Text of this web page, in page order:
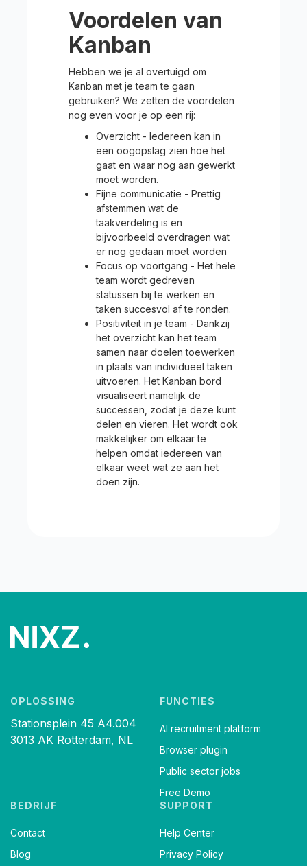
Voordelen van
Kanban
Hebben we je al overtuigd om
Kanban met je team te gaan
gebruiken? We zetten de voordelen
nog even voor je op een rij:
Overzicht - Iedereen kan in
een oogopslag zien hoe het
gaat en waar nog aan gewerkt
moet worden.
Fijne communicatie - Prettig
afstemmen wat de
taakverdeling is en
bijvoorbeeld overdragen wat
er nog gedaan moet worden
Focus op voortgang - Het hele
team wordt gedreven
statussen bij te werken en
taken succesvol af te ronden.
Positiviteit in je team - Dankzij
het overzicht kan het team
samen naar doelen toewerken
in plaats van individueel taken
uitvoeren. Het Kanban bord
visualiseert namelijk de
successen, zodat je deze kunt
delen en vieren. Het wordt ook
makkelijker om elkaar te
helpen omdat iedereen van
elkaar weet wat ze aan het
doen zijn.
OPLOSSING
Stationsplein 45 A4.004
3013 AK Rotterdam, NL
FUNCTIES
AI recruitment platform
Browser plugin
Public sector jobs
Free Demo
BEDRIJF
Contact
Blog
SUPPORT
Help Center
Privacy Policy